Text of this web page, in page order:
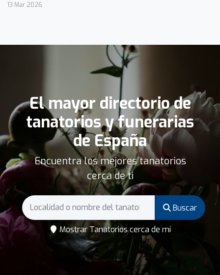
13 Mar 2026
El mayor directorio de
tanatorios y funerarias
de España
Encuentra los mejores tanatorios
cerca de ti
Buscar
Mostrar Tanatorios cerca de mí